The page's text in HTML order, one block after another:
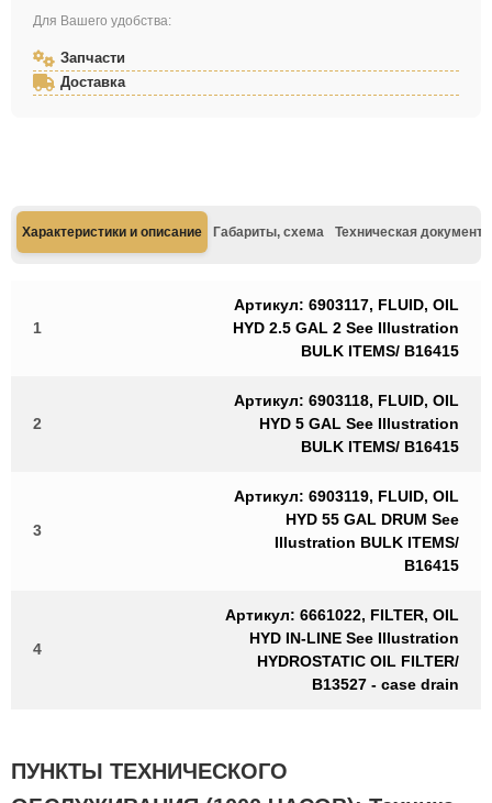
Для Вашего удобства:
Запчасти
Доставка
Характеристики и описание Габариты, схема Техническая
1
Артикул: 6903117, FLUID, OIL
HYD 2.5 GAL 2 See Illustration
BULK ITEMS/ B16415
2
Артикул: 6903118, FLUID, OIL
HYD 5 GAL See Illustration
BULK ITEMS/ B16415
3
Артикул: 6903119, FLUID, OIL
HYD 55 GAL DRUM See
Illustration BULK ITEMS/
B16415
4
Артикул: 6661022, FILTER, OIL
HYD IN-LINE See Illustration
HYDROSTATIC OIL FILTER/
B13527 - case drain
ПУНКТЫ ТЕХНИЧЕСКОГО